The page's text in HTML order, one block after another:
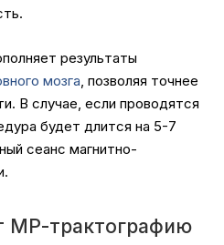
результаты
мозга , позволяя точнее
В случае, если проводятся
будет длится на 5-7
сеанс магнитно-
МР-трактографию